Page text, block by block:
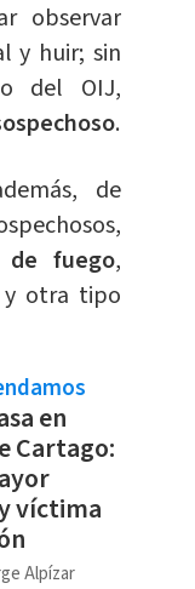
observar
y huir; sin
del OIJ,
.
de
de fuego,
y otra tipo
en
Cartago:
víctima
Alpízar